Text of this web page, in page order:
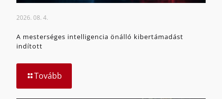
2026. 08. 4.
A mesterséges intelligencia önálló kibertámadást
indított
Tovább